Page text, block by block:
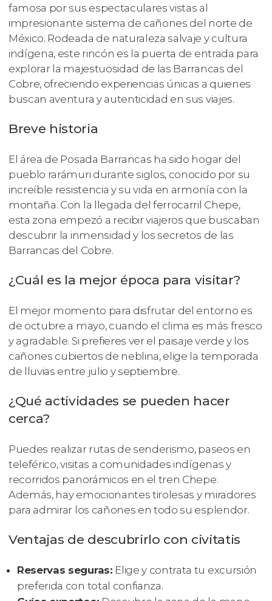
famosa por sus espectaculares vistas al
impresionante sistema de cañones del norte de
México. Rodeada de naturaleza salvaje y cultura
indígena, este rincón es la puerta de entrada para
explorar la majestuosidad de las Barrancas del
Cobre, ofreciendo experiencias únicas a quienes
buscan aventura y autenticidad en sus viajes.
Breve historia
El área de Posada Barrancas ha sido hogar del
pueblo rarámuri durante siglos, conocido por su
increíble resistencia y su vida en armonía con la
montaña. Con la llegada del ferrocarril Chepe,
esta zona empezó a recibir viajeros que buscaban
descubrir la inmensidad y los secretos de las
Barrancas del Cobre.
¿Cuál es la mejor época para visitar?
El mejor momento para disfrutar del entorno es
de octubre a mayo, cuando el clima es más fresco
y agradable. Si prefieres ver el paisaje verde y los
cañones cubiertos de neblina, elige la temporada
de lluvias entre julio y septiembre.
¿Qué actividades se pueden hacer
cerca?
Puedes realizar rutas de senderismo, paseos en
teleférico, visitas a comunidades indígenas y
recorridos panorámicos en el tren Chepe.
Además, hay emocionantes tirolesas y miradores
para admirar los cañones en todo su esplendor.
Ventajas de descubrirlo con civitatis
Reservas seguras: Elige y contrata tu excursión
preferida con total confianza.